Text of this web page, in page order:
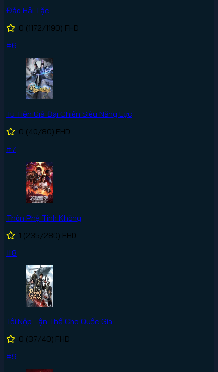
Đảo Hải Tặc
0 (1172/1190) FHD
#6
Tu Tiên Giả Đại Chiến Siêu Năng Lực
0 (40/80) FHD
#7
Thôn Phệ Tinh Không
1 (235/280) FHD
#8
Tôi Nộp Tận Thế Cho Quốc Gia
0 (37/40) FHD
#9